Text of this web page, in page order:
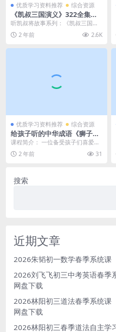
优质学习资料推荐 综合资源
《凯叔三国演义》322全集资
源下载，MP3音频文件，听凯
载
听凯叔将故事系列：《凯叔三国演
义》322全集资源下载，MP3音频
文件，百度网盘下...
2 年前 2.6K
优质学习资料推荐 综合资源
给孩子听的中华成语《狮子老
爸讲成语故事》全331集mp3
音频(资源合计435.66MB）百
度网盘下载
课程简介： 一位备受孩子们喜爱的
讲故事的老师，名字叫狮子老爸，
他精心整理了常用常...
2 年前 31
搜索
近期文章
2026朱韬初一数学春季系统课
2026刘飞飞初三中考英语春季
网盘下载
2026林阳初三道法春季系统课
网盘下载
2026林阳初三春季道法自主学